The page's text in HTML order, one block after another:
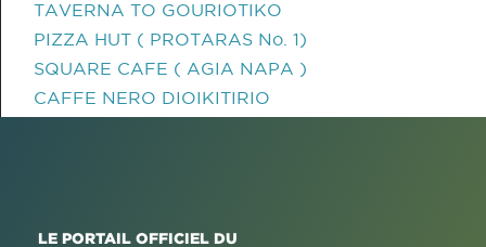
TAVERNA TO GOURIOTIKO
PIZZA HUT ( PROTARAS No. 1)
SQUARE CAFE ( AGIA NAPA )
CAFFE NERO DIOIKITIRIO
LE PORTAIL OFFICIEL DU